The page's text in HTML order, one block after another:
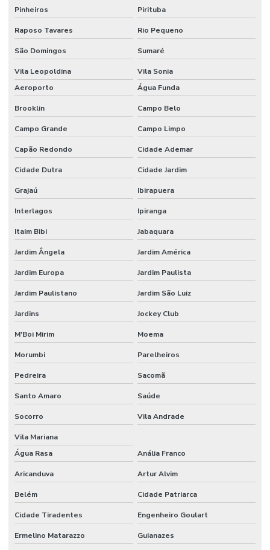
Etiquetas Bopp Removíveis Santa Catarina
Etiquetas Bopp Sem Cola Para Vidros
Etiquetas Couche Adesivas Sem Resíduo
Etiquetas Couche Sem Resíduo
Etiquetas Nylon Resinado Para Fabricação De Colchões
Etiquetas Nylon Resinado Sem Corte Minas Gerais
Etiquetas Para Encomendas Em Minas Gerais
Etiquetas Para Impressora Grande Demanda
Etiquetas Para Móveis E Vidros
Etiquetas Para Superfícies Removíveis
Etiquetas Resinadas
Etiquetas Tag Adesivas Com Cola Para Roupas
Etiquetas Tag De Roupas Com Furinho
Etiquetas Tag Para Impressoras Argox
Etiquetas Tag Para Roupas
Etiquetas Tag Para Roupas Em Santa Catarina
Etiquetas Tag Para Roupas No Rio Grande Do Sul
Fornecedor De Etiqueta De Gondola No Rio Grande Do Sul
Fornecedor De Etiqueta Nylon Resinado
Pinheiros Pirituba
Raposo Tavares Rio Pequeno
São Domingos Sumaré
Vila Leopoldina
Vila Sonia
Aeroporto
Água Funda
Brooklin Campo Belo
Campo Grande Campo Limpo
Capão Redondo Cidade Ademar
Cidade Dutra Cidade Jardim
Grajaú Ibirapuera
Interlagos Ipiranga
Itaim Bibi Jabaquara
Jardim Ângela Jardim América
Jardim Europa Jardim Paulista
Jardim Paulistano Jardim São Luiz
Jardins Jockey Club
M'Boi Mirim Moema
Morumbi Parelheiros
Pedreira Sacomã
Santo Amaro Saúde
Socorro Vila Andrade
Vila Mariana
Água Rasa
Anália Franco
Aricanduva Artur Alvim
Belém Cidade Patriarca
Cidade Tiradentes Engenheiro Goulart
Ermelino Matarazzo Guianazes